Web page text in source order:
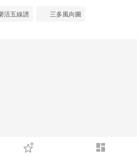
dashboard
下單
活五線譜 三多風向圖